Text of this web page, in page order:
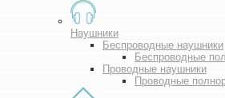
Наушники
Беспроводные наушники
Беспроводные
Проводные наушники
Проводные